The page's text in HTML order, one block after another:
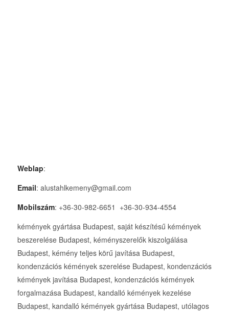
Weblap:
Email: alustahlkemeny@gmail.com
Mobilszám: +36-30-982-6651 +36-30-934-4554
kémények gyártása Budapest, saját készítésű kémények
beszerelése Budapest, kéményszerelők kiszolgálása
Budapest, kémény teljes körű javítása Budapest,
kondenzációs kémények szerelése Budapest, kondenzációs
kémények javítása Budapest, kondenzációs kémények
forgalmazása Budapest, kandalló kémények kezelése
Budapest, kandalló kémények gyártása Budapest, utólagos